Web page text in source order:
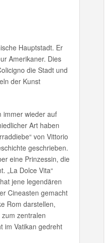
Hauptstadt. Er
Amerikaner. Dies
die Stadt und
der Kunst
immer wieder auf
Art haben
von Vittorio
geschrieben.
eine Prinzessin, die
„La Dolce Vita“
jene legendären
Cineasten gemacht
Rom darstellen,
zum zentralen
im Vatikan gedreht